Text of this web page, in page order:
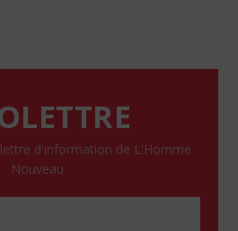
lettre d'information de L'Homme
Nouveau